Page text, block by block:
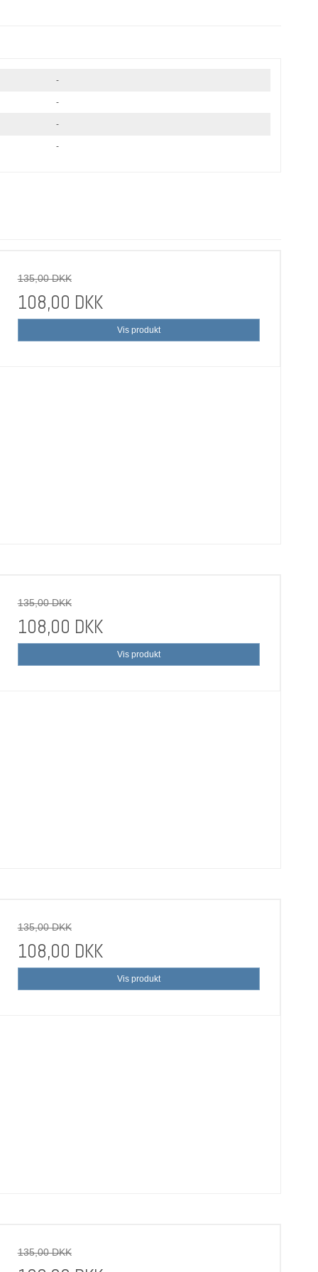
-
-
-
-
135,00 DKK
108,00 DKK
Vis produkt
135,00 DKK
108,00 DKK
Vis produkt
135,00 DKK
108,00 DKK
Vis produkt
135,00 DKK